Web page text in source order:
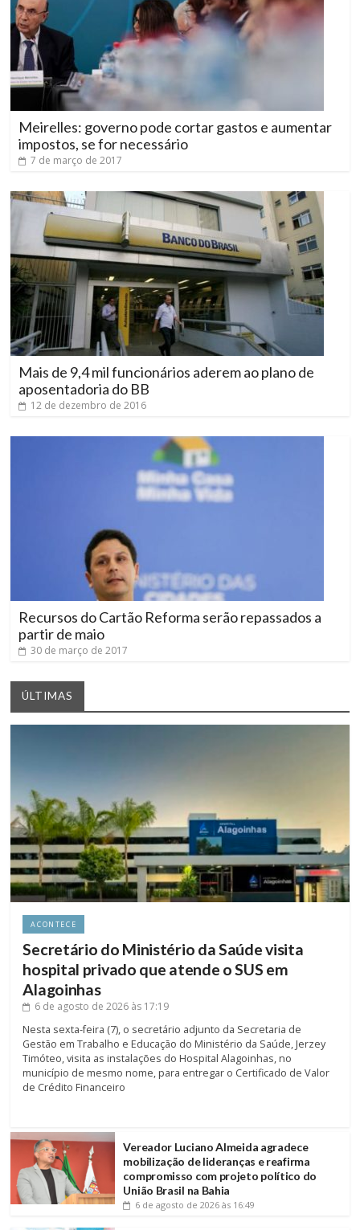
Meirelles: governo pode cortar gastos e aumentar
impostos, se for necessário
7 de março de 2017
Mais de 9,4 mil funcionários aderem ao plano de
aposentadoria do BB
12 de dezembro de 2016
Recursos do Cartão Reforma serão repassados a
partir de maio
30 de março de 2017
ÚLTIMAS
ACONTECE
Secretário do Ministério da Saúde visita
hospital privado que atende o SUS em
Alagoinhas
6 de agosto de 2026 às 17:19
Nesta sexta-feira (7), o secretário adjunto da Secretaria de
Gestão em Trabalho e Educação do Ministério da Saúde, Jerzey
Timóteo, visita as instalações do Hospital Alagoinhas, no
município de mesmo nome, para entregar o Certificado de Valor
de Crédito Financeiro
Vereador Luciano Almeida agradece
mobilização de lideranças e reafirma
compromisso com projeto político do
União Brasil na Bahia
6 de agosto de 2026 às 16:49